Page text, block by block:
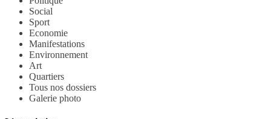
Social
Sport
Economie
Manifestations
Environnement
Art
Quartiers
Tous nos dossiers
Galerie photo